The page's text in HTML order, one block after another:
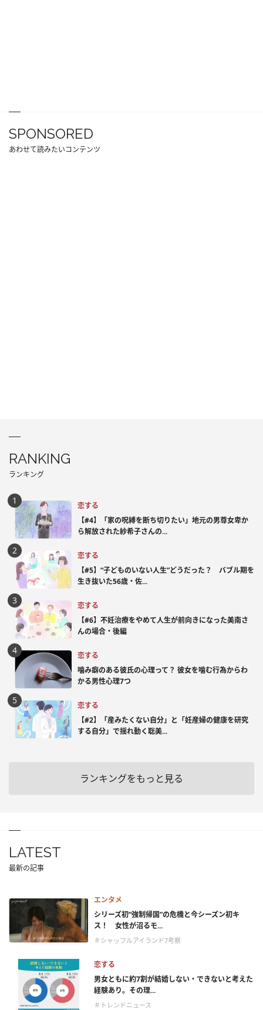
SPONSORED
あわせて読みたいコンテンツ
RANKING
ランキング
恋する
【#4】「家の呪縛を断ち切りたい」地元の男尊女卑か
ら解放された紗希子さんの...
恋する
【#5】“子どものいない人生”どうだった？ バブル期を
生き抜いた56歳・佐...
恋する
【#6】不妊治療をやめて人生が前向きになった美南さ
んの場合・後編
恋する
噛み癖のある彼氏の心理って？ 彼女を噛む行為からわ
かる男性心理7つ
恋する
【#2】「産みたくない自分」と「妊産婦の健康を研究
する自分」で揺れ動く聡美...
ランキングをもっと見る
LATEST
最新の記事
エンタメ
シリーズ初“強制帰国”の危機と今シーズン初キ
ス！ 女性が沼るモ...
＃シャッフルアイランド7考察
恋する
男女ともに約7割が結婚しない・できないと考えた
経験あり。その理...
＃トレンドニュース